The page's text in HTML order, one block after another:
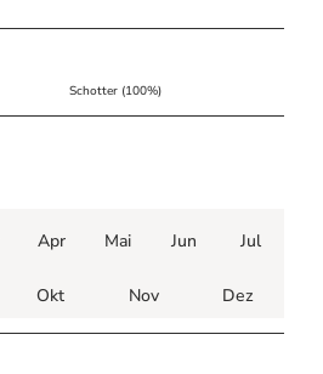
Schotter (100%)
Apr Mai Jun Jul
Okt Nov Dez